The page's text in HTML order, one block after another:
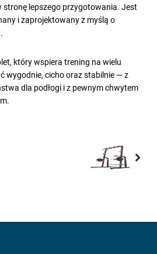
lepszego przygotowania. Jest
i zaprojektowany z myślą o
który wspiera trening na wielu
wygodnie, cicho oraz stabilnie — z
dla podłogi i z pewnym chwytem